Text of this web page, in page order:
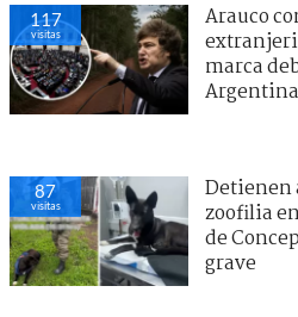
117
visitas
Arauco
marca
Argentina
87
visitas
Detienen
zoofilia
de
grave